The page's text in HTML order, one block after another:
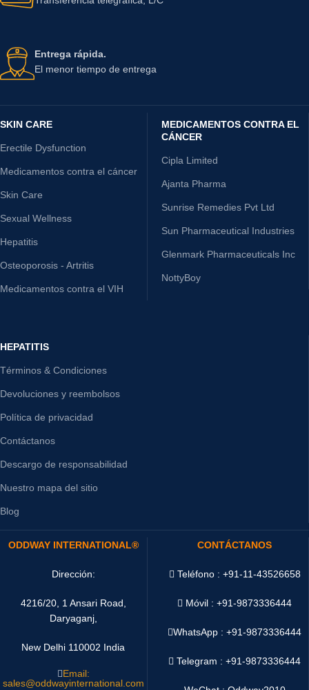
Entrega rápida.
El menor tiempo de entrega
SKIN CARE
Erectile Dysfunction
Medicamentos contra el cáncer
Skin Care
Sexual Wellness
Hepatitis
Osteoporosis - Artritis
Medicamentos contra el VIH
MEDICAMENTOS CONTRA EL
CÁNCER
Cipla Limited
Ajanta Pharma
Sunrise Remedies Pvt Ltd
Sun Pharmaceutical Industries
Glenmark Pharmaceuticals Inc
NottyBoy
HEPATITIS
Términos & Condiciones
Devoluciones y reembolsos
Política de privacidad
Contáctanos
Descargo de responsabilidad
Nuestro mapa del sitio
Blog
ODDWAY INTERNATIONAL®
Dirección:
4216/20, 1 Ansari Road,
Daryaganj,
New Delhi 110002 India
Email:
sales@oddwayinternational.com
CONTÁCTANOS
Teléfono : +91-11-43526658
Móvil : +91-9873336444
WhatsApp :+91-9873336444
Telegram : +91-9873336444